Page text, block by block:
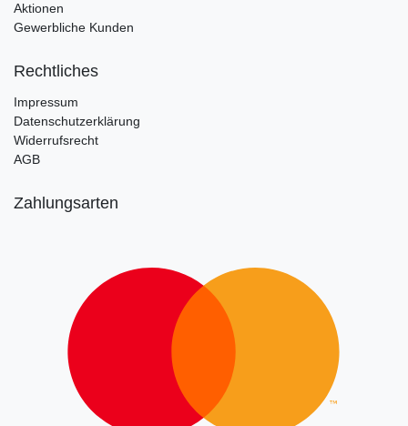
Aktionen
Gewerbliche Kunden
Rechtliches
Impressum
Datenschutzerklärung
Widerrufsrecht
AGB
Zahlungsarten